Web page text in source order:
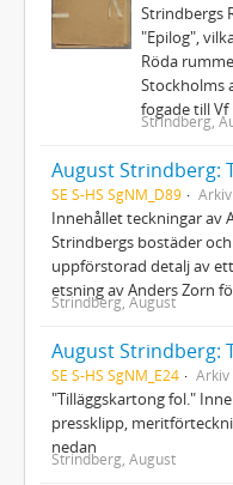
Strindbergs
"Epilog",
Röda
Stockholms
fogade till Vf
Strindberg,
August Strindberg:
SE S-HS SgNM_D89 Arkiv
Innehållet teckningar av
Strindbergs bostäder
uppförstorad detalj av
etsning av Anders Zorn
Strindberg, August
SE S-HS SgNM_E24 Arkiv
"Tilläggskartong fol."
pressklipp,
nedan
Strindberg, August